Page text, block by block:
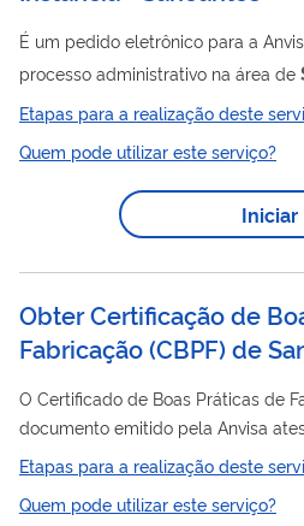
É um pedido eletrônico para a
processo administrativo na área de
Etapas para a realização deste
Quem pode utilizar este serviço?
Iniciar
Obter Certificação de
Fabricação (CBPF) de
O Certificado de Boas Práticas de
documento emitido pela Anvisa
estabelecimento cumpre com as
O Certificado de Boas Práticas de
Armazenagem (CBPDA) é o
Etapas para a realização deste
Quem pode utilizar este serviço?